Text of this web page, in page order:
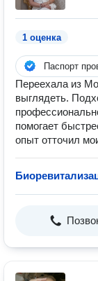
1 оценка
Паспорт
Переехала из
выглядеть.
помогает
опыт отточил